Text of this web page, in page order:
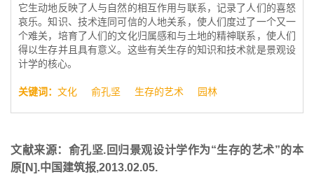
它生动地反映了人与自然的相互作用与联系，记录了人们的喜怒
哀乐。知识、技术连同可信的人地关系，使人们度过了一个又一
个难关，培育了人们的文化归属感和与土地的精神联系，使人们
得以生存并且具有意义。这些有关生存的知识和技术就是景观设
计学的核心。
关键词： 文化 俞孔坚 生存的艺术 园林
文献来源：俞孔坚.回归景观设计学作为“生存的艺术”的本
原[N].中国建筑报,2013.02.05.